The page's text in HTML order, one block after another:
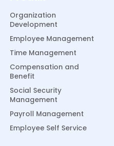
Organization
Development
Employee Management
Time Management
Compensation and
Benefit
Social Security
Management
Payroll Management
Employee Self Service